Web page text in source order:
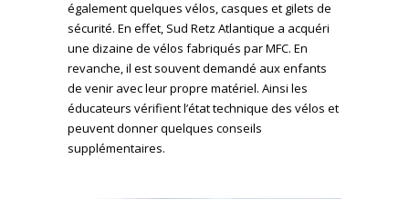
également quelques vélos, casques et gilets de
sécurité. En effet, Sud Retz Atlantique a acquéri
une dizaine de vélos fabriqués par MFC. En
revanche, il est souvent demandé aux enfants
de venir avec leur propre matériel. Ainsi les
éducateurs vérifient l’état technique des vélos et
peuvent donner quelques conseils
supplémentaires.